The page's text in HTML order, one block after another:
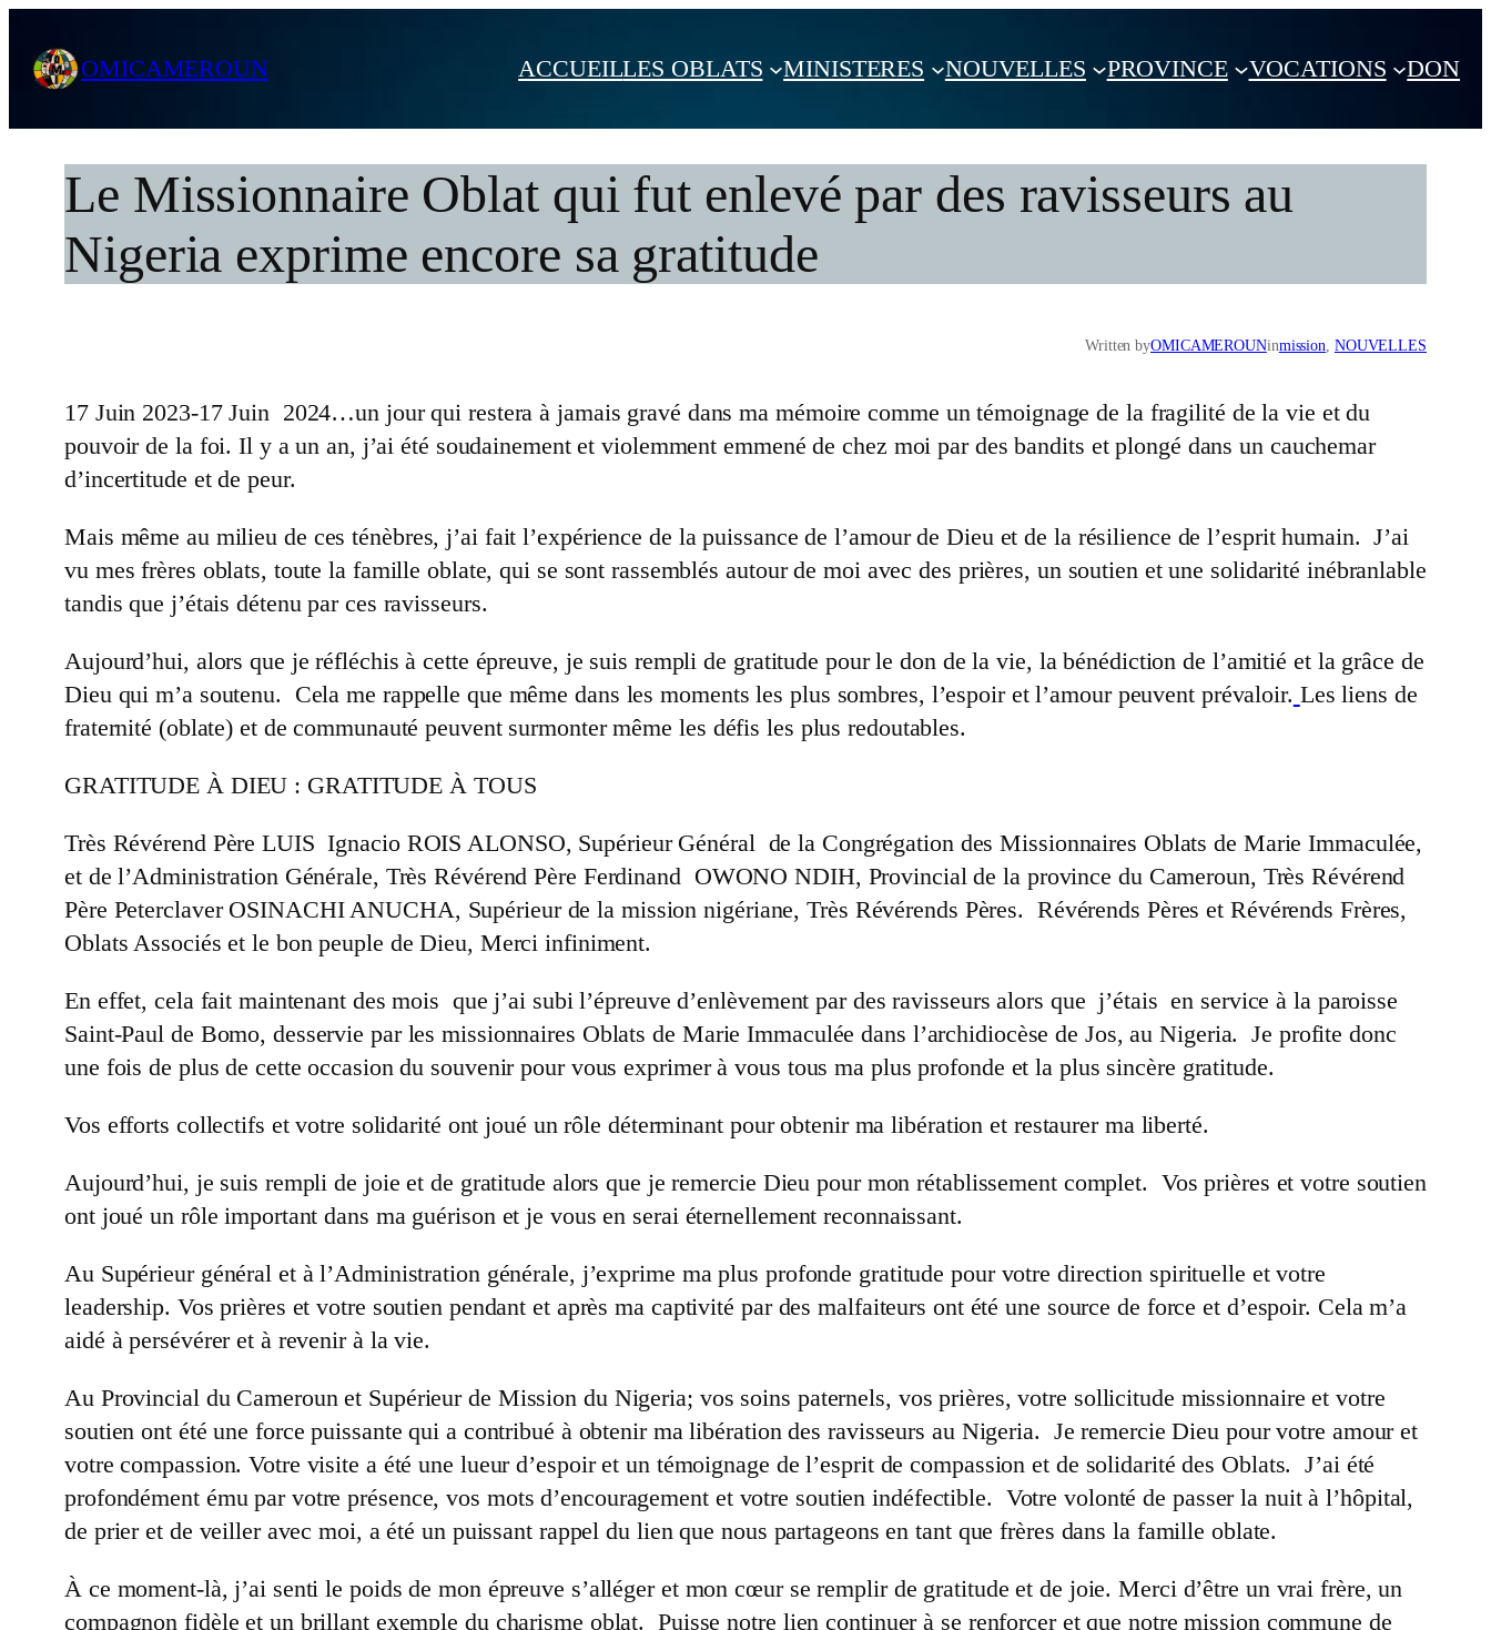
content
OMICAMEROUN ACCUEILLES OBLATS MINISTERES NOUVELLES PROVINCE VOCATIONS DON
Le Missionnaire Oblat qui fut enlevé par des ravisseurs au
Nigeria exprime encore sa gratitude
Written byOMICAMEROUNinmission, NOUVELLES
17 Juin 2023-17 Juin 2024…un jour qui restera à jamais gravé dans ma mémoire comme un témoignage de la fragilité de la vie et du
pouvoir de la foi. Il y a un an, j’ai été soudainement et violemment emmené de chez moi par des bandits et plongé dans un cauchemar
d’incertitude et de peur.
Mais même au milieu de ces ténèbres, j’ai fait l’expérience de la puissance de l’amour de Dieu et de la résilience de l’esprit humain. J’ai
vu mes frères oblats, toute la famille oblate, qui se sont rassemblés autour de moi avec des prières, un soutien et une solidarité inébranlable
tandis que j’étais détenu par ces ravisseurs.
Aujourd’hui, alors que je réfléchis à cette épreuve, je suis rempli de gratitude pour le don de la vie, la bénédiction de l’amitié et la grâce de
Dieu qui m’a soutenu. Cela me rappelle que même dans les moments les plus sombres, l’espoir et l’amour peuvent prévaloir. Les liens de
fraternité (oblate) et de communauté peuvent surmonter même les défis les plus redoutables.
GRATITUDE À DIEU : GRATITUDE À TOUS
Très Révérend Père LUIS Ignacio ROIS ALONSO, Supérieur Général de la Congrégation des Missionnaires Oblats de Marie Immaculée,
et de l’Administration Générale, Très Révérend Père Ferdinand OWONO NDIH, Provincial de la province du Cameroun, Très Révérend
Père Peterclaver OSINACHI ANUCHA, Supérieur de la mission nigériane, Très Révérends Pères. Révérends Pères et Révérends Frères,
Oblats Associés et le bon peuple de Dieu, Merci infiniment.
En effet, cela fait maintenant des mois que j’ai subi l’épreuve d’enlèvement par des ravisseurs alors que j’étais en service à la paroisse
Saint-Paul de Bomo, desservie par les missionnaires Oblats de Marie Immaculée dans l’archidiocèse de Jos, au Nigeria. Je profite donc
une fois de plus de cette occasion du souvenir pour vous exprimer à vous tous ma plus profonde et la plus sincère gratitude.
Vos efforts collectifs et votre solidarité ont joué un rôle déterminant pour obtenir ma libération et restaurer ma liberté.
Aujourd’hui, je suis rempli de joie et de gratitude alors que je remercie Dieu pour mon rétablissement complet. Vos prières et votre soutien
ont joué un rôle important dans ma guérison et je vous en serai éternellement reconnaissant.
Au Supérieur général et à l’Administration générale, j’exprime ma plus profonde gratitude pour votre direction spirituelle et votre
leadership. Vos prières et votre soutien pendant et après ma captivité par des malfaiteurs ont été une source de force et d’espoir. Cela m’a
aidé à persévérer et à revenir à la vie.
Au Provincial du Cameroun et Supérieur de Mission du Nigeria; vos soins paternels, vos prières, votre sollicitude missionnaire et votre
soutien ont été une force puissante qui a contribué à obtenir ma libération des ravisseurs au Nigeria. Je remercie Dieu pour votre amour et
votre compassion. Votre visite a été une lueur d’espoir et un témoignage de l’esprit de compassion et de solidarité des Oblats. J’ai été
profondément ému par votre présence, vos mots d’encouragement et votre soutien indéfectible. Votre volonté de passer la nuit à l’hôpital,
de prier et de veiller avec moi, a été un puissant rappel du lien que nous partageons en tant que frères dans la famille oblate.
À ce moment-là, j’ai senti le poids de mon épreuve s’alléger et mon cœur se remplir de gratitude et de joie. Merci d’être un vrai frère, un
compagnon fidèle et un brillant exemple du charisme oblat. Puisse notre lien continuer à se renforcer et que notre mission commune de